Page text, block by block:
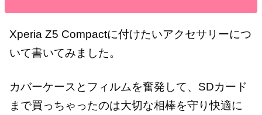
Xperia Z5 Compactに付けたいアクセサリーにつ
いて書いてみました。
カバーケースとフィルムを奮発して、SDカード
まで買っちゃったのは大切な相棒を守り快適に